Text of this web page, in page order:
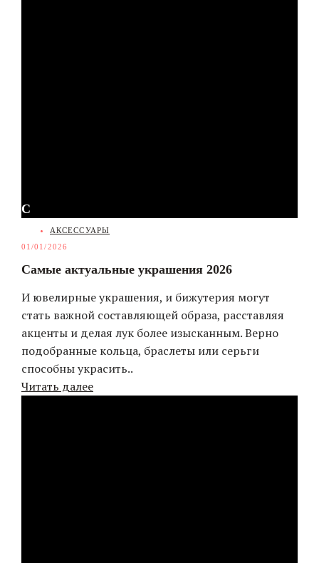
С
CATEGORIESАКСЕССУАРЫ
01/01/2026
Самые актуальные украшения 2026
И ювелирные украшения, и бижутерия могут
стать важной составляющей образа, расставляя
акценты и делая лук более изысканным. Верно
подобранные кольца, браслеты или серьги
способны украсить..
Читать далее